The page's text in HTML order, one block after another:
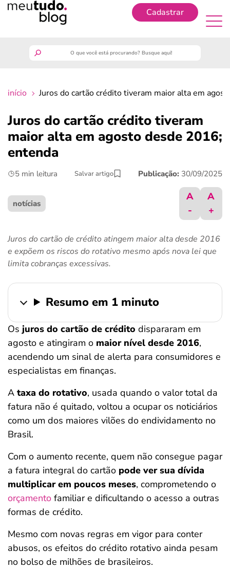
Cadastrar
finanças
benefícios
últimas notícias
ferramentas
início Juros do cartão crédito tiveram maior alta em
Juros do cartão crédito tiveram
maior alta em agosto desde 2016;
entenda
5 min leitura Salvar artigo Publicação: 30/09/2025
notícias
A
-
A
+
Juros do cartão de crédito atingem maior alta desde 2016
e expõem os riscos do rotativo mesmo após nova lei que
limita cobranças excessivas.
Resumo em 1 minuto
Os juros do cartão de crédito dispararam em
agosto e atingiram o maior nível desde 2016,
acendendo um sinal de alerta para consumidores e
especialistas em finanças.
A taxa do rotativo, usada quando o valor total da
fatura não é quitado, voltou a ocupar os noticiários
como um dos maiores vilões do endividamento no
Brasil.
Com o aumento recente, quem não consegue pagar
a fatura integral do cartão pode ver sua dívida
multiplicar em poucos meses, comprometendo o
orçamento familiar e dificultando o acesso a outras
formas de crédito.
Mesmo com novas regras em vigor para conter
abusos, os efeitos do crédito rotativo ainda pesam
no bolso de milhões de brasileiros.